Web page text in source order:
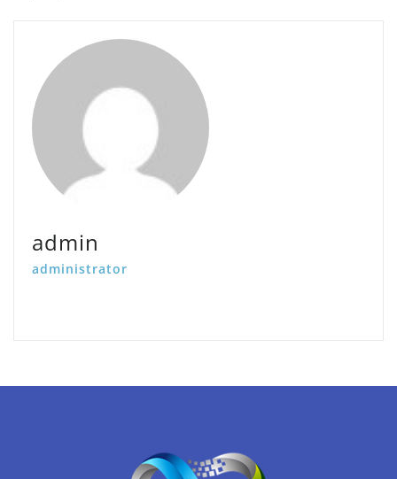
admin
administrator